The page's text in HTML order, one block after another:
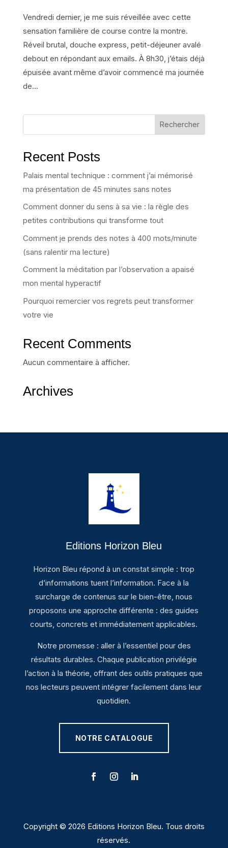
Vendredi dernier, je me suis réveillée avec cette
sensation familière de course contre la montre.
Réveil brutal, douche express, petit-déjeuner avalé
debout en répondant aux emails. À 8h30, j’étais déjà
épuisée avant même d’avoir commencé ma journée
de...
Rechercher
Recent Posts
Palais mental technique : comment j’ai mémorisé
ma présentation de 45 minutes sans notes
Comment donner du sens à sa vie : la règle des
petites contributions qui transforme tout
Comment je prends des notes à 400 mots/minute
(sans ralentir ma lecture)
Comment la méditation par l’observation a apaisé
mon mental hyperactif
Pourquoi remercier vos regrets peut transformer
votre vie
Recent Comments
Aucun commentaire à afficher.
Archives
Editions Horizon Bleu
Horizon Bleu répond à un constat simple : trop
d’informations tuent l’information. Face à la
surcharge de contenus sur le bien-être, nous
proposons une approche différente : des guides
courts, concrets et immédiatement applicables.
Notre promesse : aller à l’essentiel pour des
résultats durables. Chaque publication privilégie
l’action à la théorie, offrant des outils pratiques que
nos lecteurs peuvent intégrer facilement dans leur
quotidien.
NOTRE CATALOGUE
Copyright © 2026 Editions Horizon Bleu. Tous droits
réservés.